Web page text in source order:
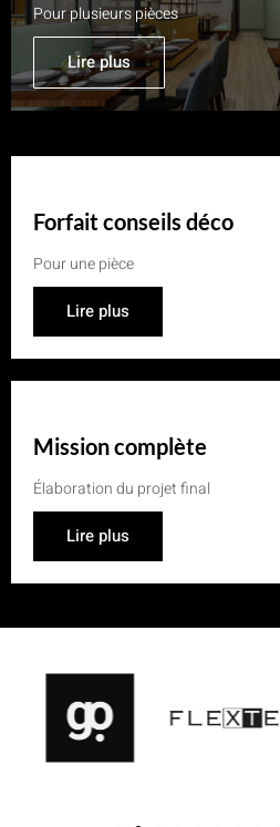
Pour plusieurs pièces
Lire plus
Forfait conseils déco
Pour une pièce
Lire plus
Mission complète
Élaboration du projet final
Lire plus